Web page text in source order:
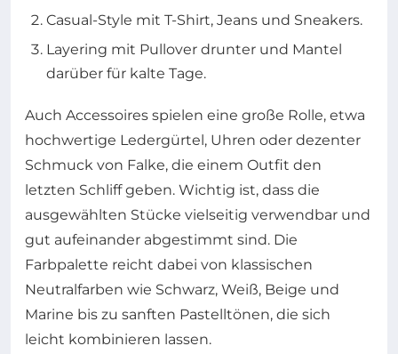
Casual-Style mit T-Shirt, Jeans und Sneakers.
Layering mit Pullover drunter und Mantel
darüber für kalte Tage.
Auch Accessoires spielen eine große Rolle, etwa
hochwertige Ledergürtel, Uhren oder dezenter
Schmuck von Falke, die einem Outfit den
letzten Schliff geben. Wichtig ist, dass die
ausgewählten Stücke vielseitig verwendbar und
gut aufeinander abgestimmt sind. Die
Farbpalette reicht dabei von klassischen
Neutralfarben wie Schwarz, Weiß, Beige und
Marine bis zu sanften Pastelltönen, die sich
leicht kombinieren lassen.